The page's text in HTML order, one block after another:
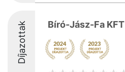
Díjazottak Bíró-Jász-Fa KFT